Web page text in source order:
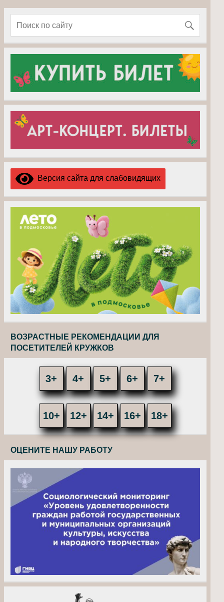
Версия сайта для слабовидящих
ВОЗРАСТНЫЕ РЕКОМЕНДАЦИИ ДЛЯ
ПОСЕТИТЕЛЕЙ КРУЖКОВ
3+ 4+ 5+ 6+ 7+
10+ 12+ 14+ 16+ 18+
ОЦЕНИТЕ НАШУ РАБОТУ